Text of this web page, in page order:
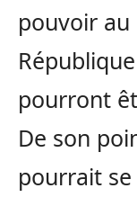
pouvoir au
pourront
De son
pourrait